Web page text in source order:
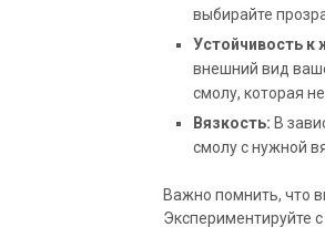
выбирайте
Устойчивость к
внешний вид
смолу, которая
Вязкость: В
смолу с нужной
Важно помнить, что
Экспериментируйте